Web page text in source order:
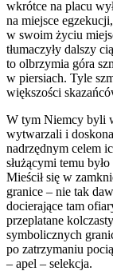
wkrótce na placu
na miejsce
w swoim życiu
tłumaczyły dalszy
to olbrzymia góra
w piersiach. Tyle
większości
W tym Niemcy byli
wytwarzali i
nadrzędnym celem
służącymi temu
Mieścił się w
granice – nie tak
docierające tam
przeplatane
symbolicznych
po zatrzymaniu
– apel – selekcja.